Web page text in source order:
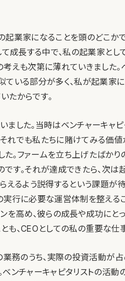
起業家になることを頭のどこか
て成長する中で、私の起業家と
えも次第に薄れていきました。
ている部分が多く、私が起業家
たからです。
ました。当時はベンチャーキャ
れでも私たちに賭けてみる価値
。ファームを立ち上げたばかり
です。それが達成できたら、次は
えるよう説得するという課題が
実行に必要な運営体制を整える
を高め、彼らの成長や成功にと
、CEOとしての私の重要な仕
業務のうち、実際の投資活動が
ンチャーキャピタリストの活動